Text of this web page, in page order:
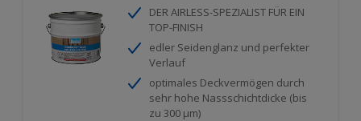
DER AIRLESS-SPEZIALIST FÜR EIN
TOP-FINISH
edler Seidenglanz und perfekter
Verlauf
optimales Deckvermögen durch
sehr hohe Nassschichtdicke (bis
zu 300 µm)